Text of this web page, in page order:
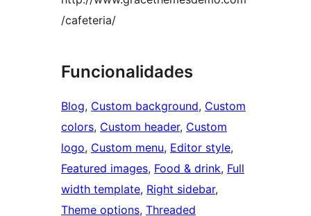
/cafeteria/
Funcionalidades
Blog, Custom background, Custom
colors, Custom header, Custom
logo, Custom menu, Editor style
Featured images, Food & drink, Full
width template, Right sidebar
Theme options, Threaded